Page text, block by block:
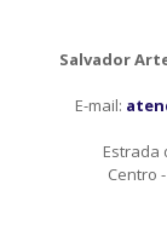
Salvador Arte
E-mail:
Estrada
Centro